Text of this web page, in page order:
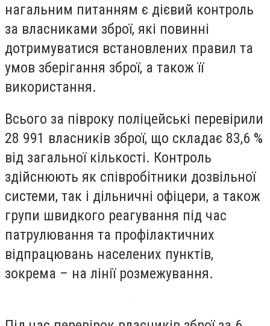
нагальним питанням є дієвий контроль
за власниками зброї, які повинні
дотримуватися встановлених правил та
умов зберігання зброї, а також її
використання.
Всього за півроку поліцейські перевірили
28 991 власників зброї, що складає 83,6 %
від загальної кількості. Контроль
здійснюють як співробітники дозвільної
системи, так і дільничні офіцери, а також
групи швидкого реагування під час
патрулювання та профілактичних
відпрацювань населених пунктів,
зокрема – на лінії розмежування.